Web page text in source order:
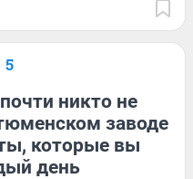
никто не
заводе
которые вы
день